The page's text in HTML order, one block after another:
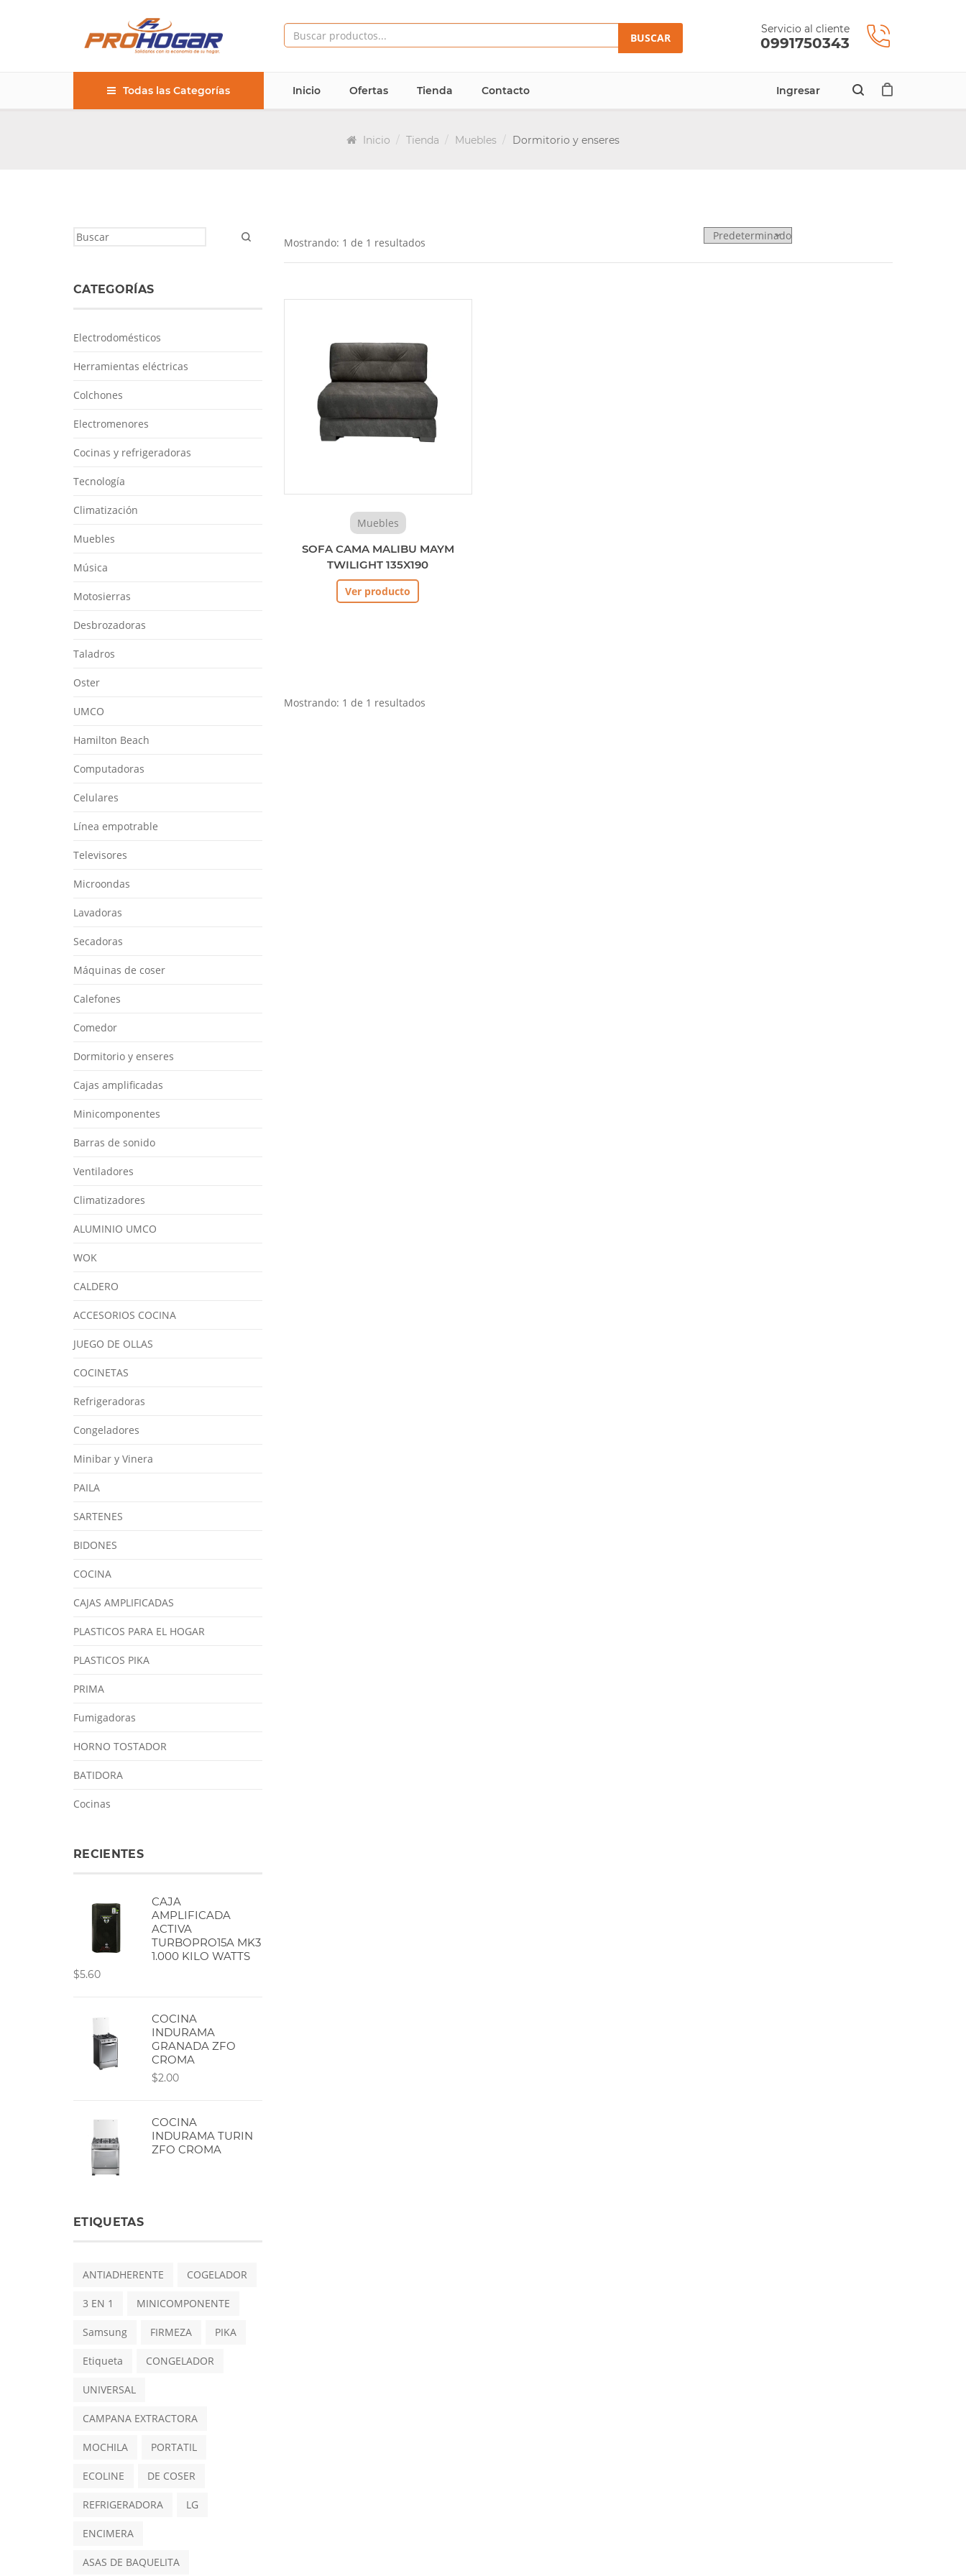
BUSCAR
Servicio al cliente
0991750343
Todas las Categorías Inicio Ofertas Tienda Contacto Ingresar
Inicio Tienda Muebles Dormitorio y enseres
Mostrando: 1 de 1 resultados
Muebles
SOFA CAMA MALIBU MAYM
TWILIGHT 135X190
Ver producto
Mostrando: 1 de 1 resultados
CATEGORÍAS
Electrodomésticos
Herramientas eléctricas
Colchones
Electromenores
Cocinas y refrigeradoras
Tecnología
Climatización
Muebles
Música
Motosierras
Desbrozadoras
Taladros
Oster
UMCO
Hamilton Beach
Computadoras
Celulares
Línea empotrable
Televisores
Microondas
Lavadoras
Secadoras
Máquinas de coser
Calefones
Comedor
Dormitorio y enseres
Cajas amplificadas
Minicomponentes
Barras de sonido
Ventiladores
Climatizadores
ALUMINIO UMCO
WOK
CALDERO
ACCESORIOS COCINA
JUEGO DE OLLAS
COCINETAS
Refrigeradoras
Congeladores
Minibar y Vinera
PAILA
SARTENES
BIDONES
COCINA
CAJAS AMPLIFICADAS
PLASTICOS PARA EL HOGAR
PLASTICOS PIKA
PRIMA
Fumigadoras
HORNO TOSTADOR
BATIDORA
Cocinas
RECIENTES
CAJA
AMPLIFICADA
ACTIVA
TURBOPRO15A MK3
1.000 KILO WATTS
$5.60
COCINA
INDURAMA
GRANADA ZFO
CROMA
$2.00
COCINA
INDURAMA TURIN
ZFO CROMA
ETIQUETAS
ANTIADHERENTE COGELADOR
3 EN 1 MINICOMPONENTE
Samsung FIRMEZA PIKA
Etiqueta CONGELADOR
UNIVERSAL
CAMPANA EXTRACTORA
MOCHILA PORTATIL
ECOLINE DE COSER
REFRIGERADORA LG
ENCIMERA
ASAS DE BAQUELITA